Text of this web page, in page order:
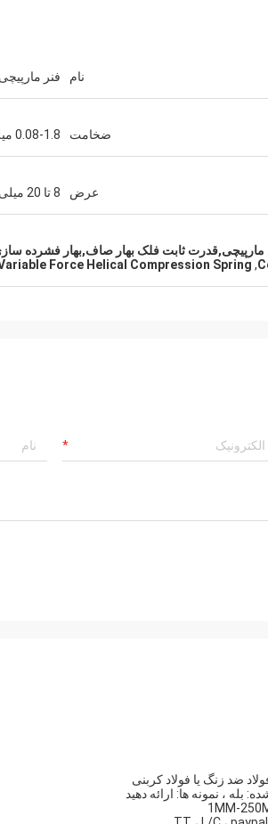
مشکل
توانند در زمان تحویل ، کیفیت بسیار
نام فنر
ضخامت 0.08-1.8 میلی متر
عرض 8 تا 20 میلی متر
ثابت فلک بهار صاف,بهار فشرده سازی
,
Force Helical Compression Spring
ضد زنگ یا فولاد کربنی
، نمونه ها: ارائه دهید